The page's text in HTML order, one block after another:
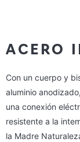
ACERO
Con un cuerpo y
aluminio
una conexión
resistente a la
la Madre